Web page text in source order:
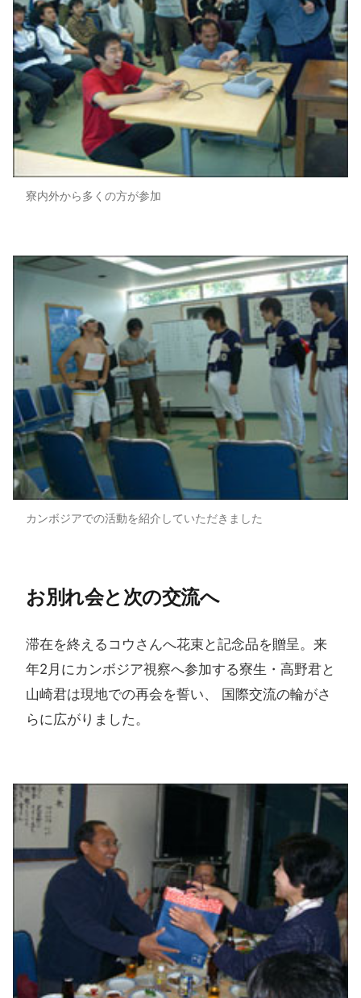
寮内外から多くの方が参加
カンボジアでの活動を紹介していただきました
お別れ会と​次の​交流へ
滞在を終えるコウさんへ花束と記念品を贈呈。来
年2月にカンボジア視察へ参加する寮生・高野君と
山崎君は現地での再会を誓い、 国際交流の輪がさ
らに広がりました。